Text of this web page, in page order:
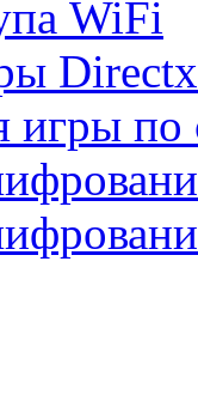
WiFi
игры по